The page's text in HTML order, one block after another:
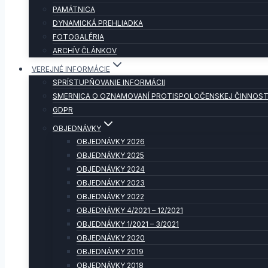
PAMÄTNICA
DYNAMICKÁ PREHLIADKA
FOTOGALÉRIA
ARCHÍV ČLÁNKOV
VEREJNÉ INFORMÁCIE
SPRÍSTUPŇOVANIE INFORMÁCII
SMERNICA O OZNAMOVANÍ PROTISPOLOČENSKEJ
GDPR
OBJEDNÁVKY
OBJEDNÁVKY 2026
OBJEDNÁVKY 2025
OBJEDNÁVKY 2024
OBJEDNÁVKY 2023
OBJEDNÁVKY 2022
OBJEDNÁVKY 4/2021 – 12/2021
OBJEDNÁVKY 1/2021 – 3/2021
OBJEDNÁVKY 2020
OBJEDNÁVKY 2019
OBJEDNÁVKY 2018